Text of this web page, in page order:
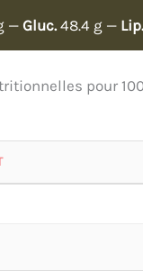
—Gluc. 48.4 g — Lip.
pour